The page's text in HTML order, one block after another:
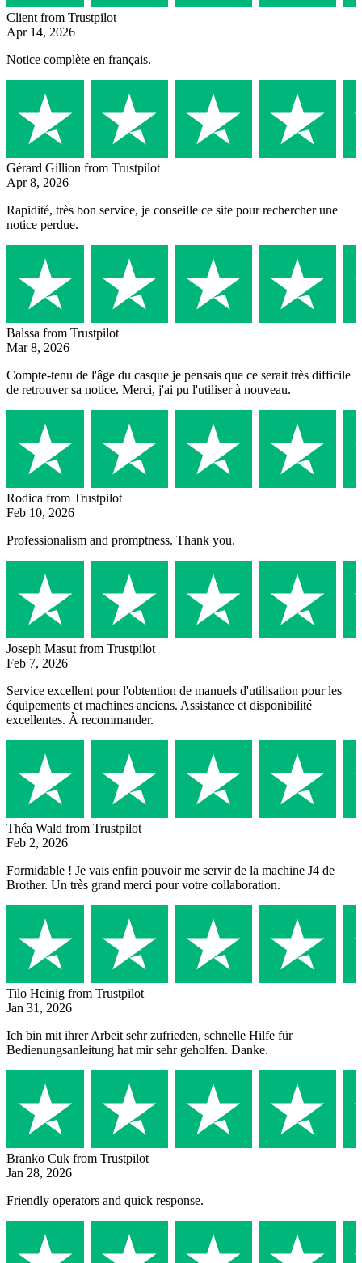
Client from Trustpilot
Apr 14, 2026
Notice complète en français.
Gérard Gillion from Trustpilot
Apr 8, 2026
Rapidité, très bon service, je conseille ce site pour rechercher une
notice perdue.
Balssa from Trustpilot
Mar 8, 2026
Compte-tenu de l'âge du casque je pensais que ce serait très difficile
de retrouver sa notice. Merci, j'ai pu l'utiliser à nouveau.
Rodica from Trustpilot
Feb 10, 2026
Professionalism and promptness. Thank you.
Joseph Masut from Trustpilot
Feb 7, 2026
Service excellent pour l'obtention de manuels d'utilisation pour les
équipements et machines anciens. Assistance et disponibilité
excellentes. À recommander.
Théa Wald from Trustpilot
Feb 2, 2026
Formidable ! Je vais enfin pouvoir me servir de la machine J4 de
Brother. Un très grand merci pour votre collaboration.
Tilo Heinig from Trustpilot
Jan 31, 2026
Ich bin mit ihrer Arbeit sehr zufrieden, schnelle Hilfe für
Bedienungsanleitung hat mir sehr geholfen. Danke.
Branko Cuk from Trustpilot
Jan 28, 2026
Friendly operators and quick response.